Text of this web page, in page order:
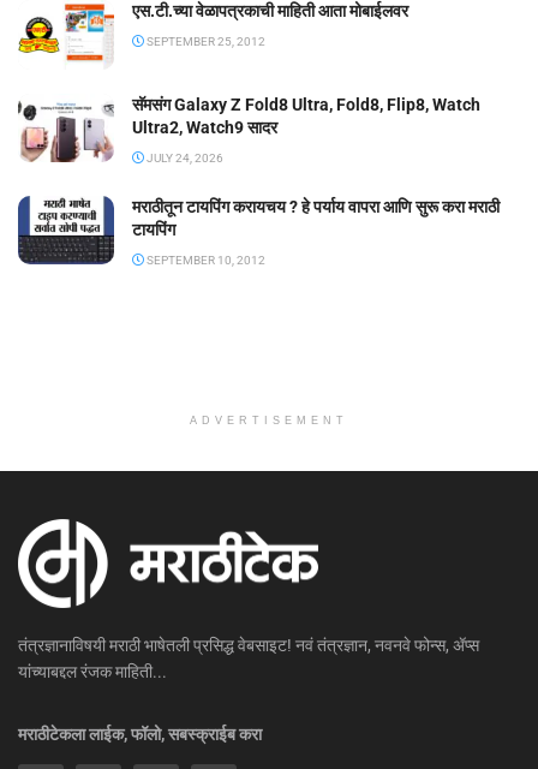
एस.टी.च्या वेळापत्रकाची माहिती आता मोबाईलवर
SEPTEMBER 25, 2012
सॅमसंग Galaxy Z Fold8 Ultra, Fold8, Flip8, Watch
Ultra2, Watch9 सादर
JULY 24, 2026
मराठीतून टायपिंग करायचय ? हे पर्याय वापरा आणि सुरू करा मराठी
टायपिंग
SEPTEMBER 10, 2012
ADVERTISEMENT
तंत्रज्ञानाविषयी मराठी भाषेतली प्रसिद्ध वेबसाइट! नवं तंत्रज्ञान, नवनवे फोन्स, ॲप्स
यांच्याबद्दल रंजक माहिती...
मराठीटेकला लाईक, फॉलो, सबस्क्राईब करा